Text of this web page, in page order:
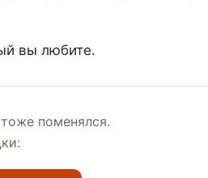
вы любите.
поменялся.